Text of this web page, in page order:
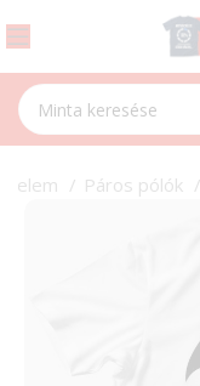
Páros pólók